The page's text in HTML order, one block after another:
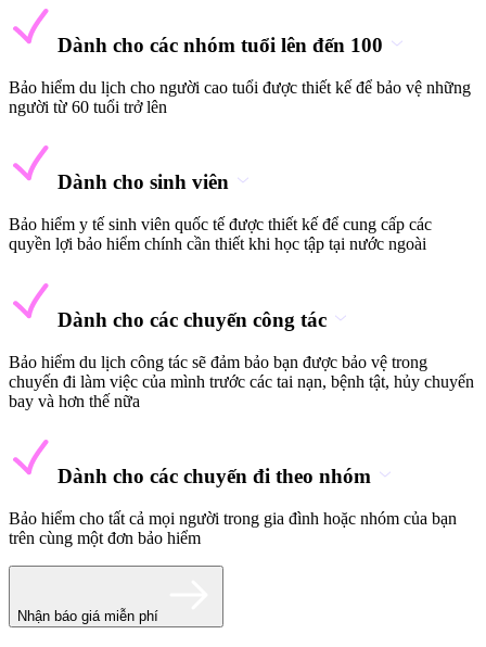
Dành cho các nhóm tuổi lên đến 100
Bảo hiểm du lịch cho người cao tuổi được thiết kế để bảo vệ những
người từ 60 tuổi trở lên
Dành cho sinh viên
Bảo hiểm y tế sinh viên quốc tế được thiết kế để cung cấp các
quyền lợi bảo hiểm chính cần thiết khi học tập tại nước ngoài
Dành cho các chuyến công tác
Bảo hiểm du lịch công tác sẽ đảm bảo bạn được bảo vệ trong
chuyến đi làm việc của mình trước các tai nạn, bệnh tật, hủy chuyến
bay và hơn thế nữa
Dành cho các chuyến đi theo nhóm
Bảo hiểm cho tất cả mọi người trong gia đình hoặc nhóm của bạn
trên cùng một đơn bảo hiểm
Nhận báo giá miễn phí